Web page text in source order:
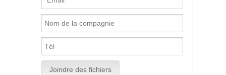
Joindre des fichiers
lentilles: